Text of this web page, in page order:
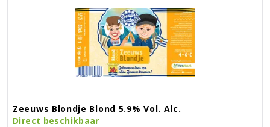
Zeeuws Blondje Blond 5.9% Vol. Alc.
Direct beschikbaar